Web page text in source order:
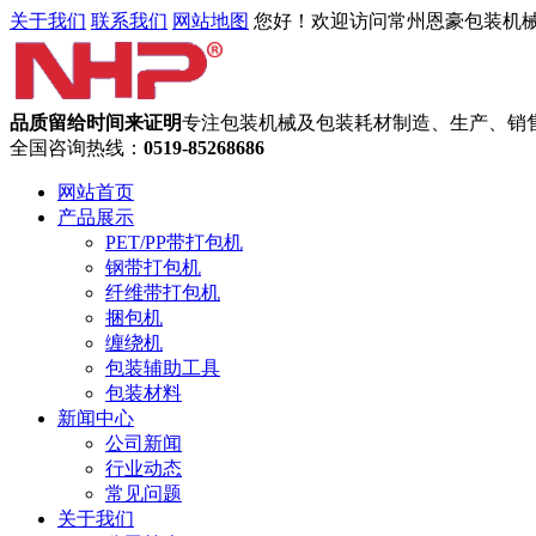
关于我们 联系我们 网站地图 您好！欢迎访问常州恩豪包装机
品质留给时间来证明专注包装机械及包装耗材制造、生产、销
全国咨询热线： 0519-85268686
网站首页
产品展示
PET/PP带打包机
钢带打包机
纤维带打包机
捆包机
缠绕机
包装辅助工具
包装材料
新闻中心
公司新闻
行业动态
常见问题
关于我们